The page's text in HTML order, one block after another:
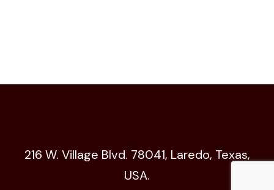
216 W. Village Blvd. 78041, Laredo, Texas,
USA.